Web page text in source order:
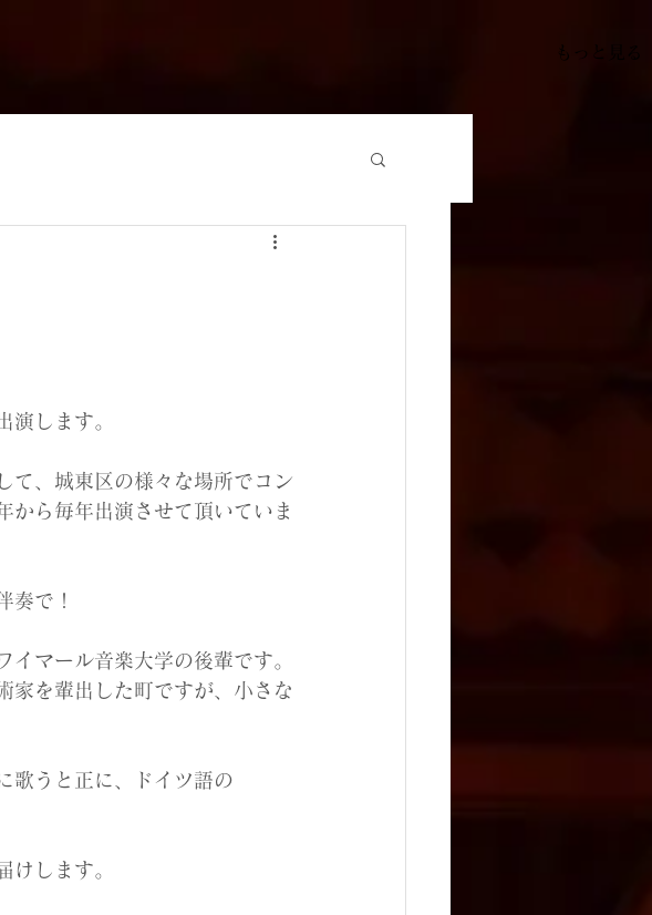
もっと見る
演します。
て、城東区の様々な場所でコン
から毎年出演させて頂いていま
奏で！
マール音楽大学の後輩です。
家を輩出した町ですが、小さな
歌うと正に、ドイツ語の
けします。